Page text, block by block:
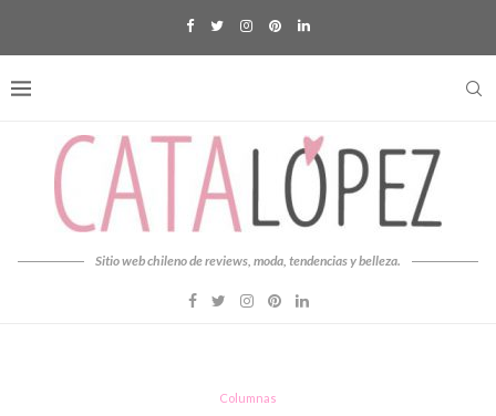
Sitio web chileno de reviews, moda, tendencias y belleza.
Columnas